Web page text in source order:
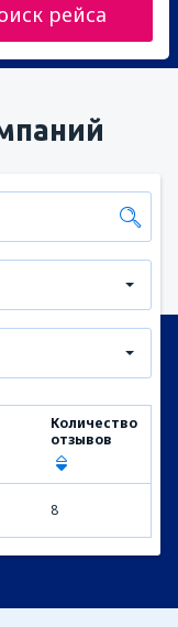
рейса
Количество
отзывов
8